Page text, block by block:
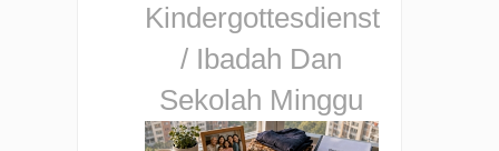
Kindergottesdienst
/ Ibadah Dan
Sekolah Minggu